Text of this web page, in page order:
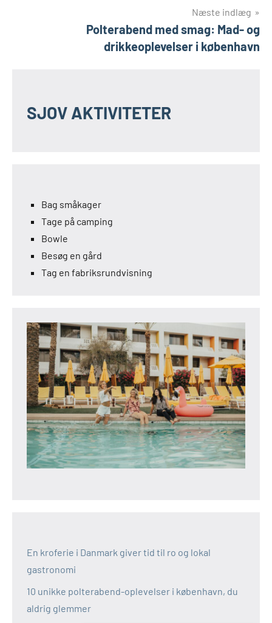
Næste indlæg
Polterabend med smag: Mad- og
drikkeoplevelser i københavn
SJOV AKTIVITETER
Bag småkager
Tage på camping
Bowle
Besøg en gård
Tag en fabriksrundvisning
En kroferie i Danmark giver tid til ro og lokal
gastronomi
10 unikke polterabend-oplevelser i københavn, du
aldrig glemmer